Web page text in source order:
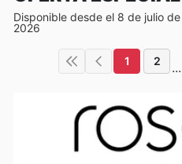
Disponible desde el 8 de julio
2026
1 2 ...